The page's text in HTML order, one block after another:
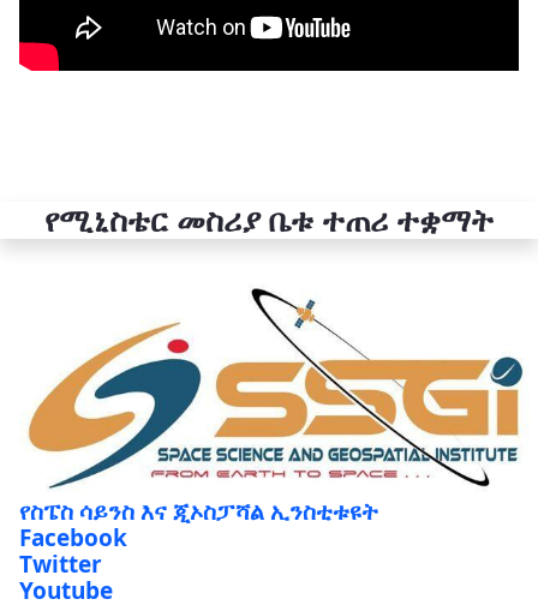
የሚኒስቴር መስሪያ ቤቱ ተጠሪ ተቋማት
የስፔስ ሳይንስ እና ጂኦስፓሻል ኢንስቲቱዩት
Facebook
Twitter
Youtube